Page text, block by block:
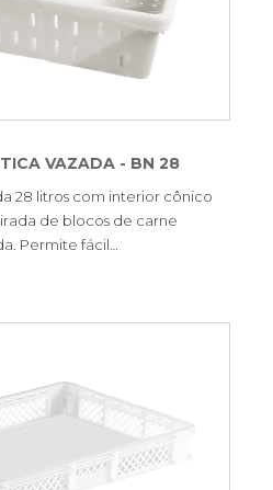
VAZADA - BN 28
28 litros com interior cônico
de blocos de carne
Permite fácil…